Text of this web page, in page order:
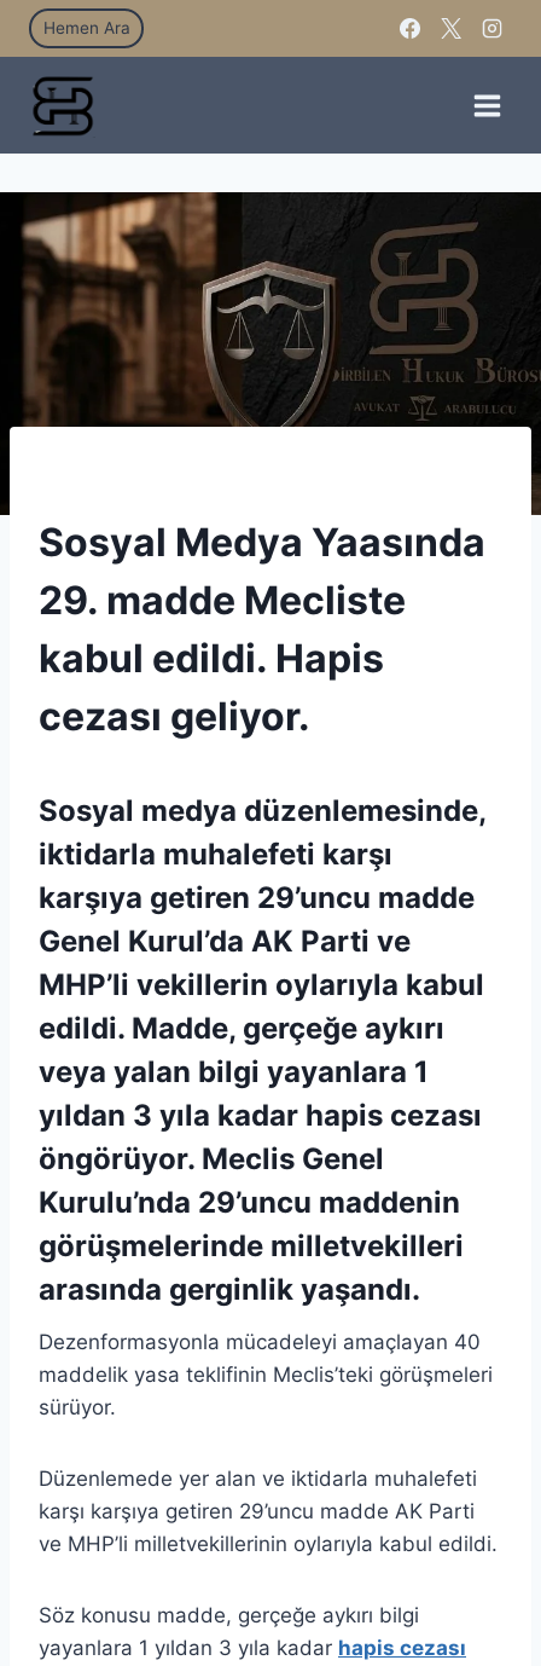
Hemen Ara
Sosyal Medya Yaasında
29. madde Mecliste
kabul edildi. Hapis
cezası geliyor.
Sosyal medya düzenlemesinde,
iktidarla muhalefeti karşı
karşıya getiren 29’uncu madde
Genel Kurul’da AK Parti ve
MHP’li vekillerin oylarıyla kabul
edildi. Madde, gerçeğe aykırı
veya yalan bilgi yayanlara 1
yıldan 3 yıla kadar hapis cezası
öngörüyor. Meclis Genel
Kurulu’nda 29’uncu maddenin
görüşmelerinde milletvekilleri
arasında gerginlik yaşandı.
Dezenformasyonla mücadeleyi amaçlayan 40
maddelik yasa teklifinin Meclis’teki görüşmeleri
sürüyor.
Düzenlemede yer alan ve iktidarla muhalefeti
karşı karşıya getiren 29’uncu madde AK Parti
ve MHP’li milletvekillerinin oylarıyla kabul edildi.
Söz konusu madde, gerçeğe aykırı bilgi
yayanlara 1 yıldan 3 yıla kadar hapis cezası